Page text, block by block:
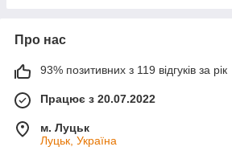
Про нас
93% позитивних з 119 відгуків за рік
Працює з 20.07.2022
м. Луцьк
Луцьк, Україна